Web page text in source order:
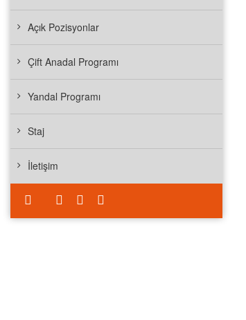
Açık Pozisyonlar
Çift Anadal Programı
Yandal Programı
Staj
İletişim